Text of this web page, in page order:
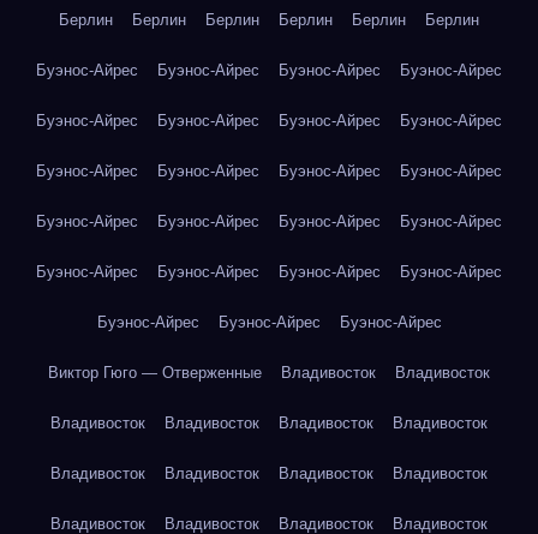
Берлин Берлин Берлин Берлин Берлин Берлин
Буэнос-Айрес Буэнос-Айрес Буэнос-Айрес Буэнос-Айрес
Буэнос-Айрес Буэнос-Айрес Буэнос-Айрес Буэнос-Айрес
Буэнос-Айрес Буэнос-Айрес Буэнос-Айрес Буэнос-Айрес
Буэнос-Айрес Буэнос-Айрес Буэнос-Айрес Буэнос-Айрес
Буэнос-Айрес Буэнос-Айрес Буэнос-Айрес Буэнос-Айрес
Буэнос-Айрес Буэнос-Айрес Буэнос-Айрес
Виктор Гюго — Отверженные Владивосток Владивосток
Владивосток Владивосток Владивосток Владивосток
Владивосток Владивосток Владивосток Владивосток
Владивосток Владивосток Владивосток Владивосток